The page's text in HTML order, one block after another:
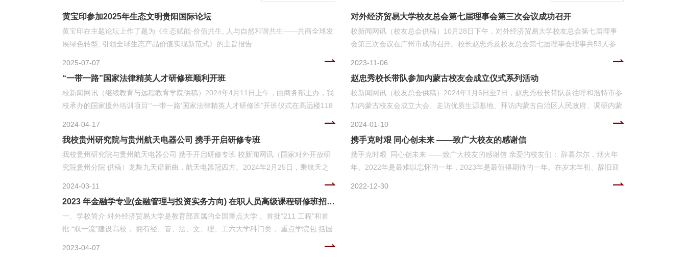
黄宝印参加2025年生态文明贵阳国际论坛
黄宝印在主题论坛上作了题为《生态赋能·价值共生, 人与自然和谐共生——共商全球发
展绿色转型, 引领全球生态产品价值实现新范式》的主旨报告
2025-07-07
“一带一路”国家法律精英人才研修班顺利开班
校新闻网讯（继续教育与远程教育学院供稿）2024年4月11日上午，由商务部主办，我
校承办的国家援外培训项目“‘一带一路’国家法律精英人才研修班”开班仪式在高远楼118
赵忠秀校长在致辞中表示，“一带一路”倡议是开放性、包容性的合作倡议，是共商、共
建、共享的务实合作平台，是促进人文交流的桥梁。“倡议”自提出以来，在国际贸易与
投资、区域经济合作、国际...
2024-04-17
我校贵州研究院与贵州航天电器公司 携手开启研修专班
我校贵州研究院与贵州航天电器公司 携手开启研修专班 校新闻网讯（国家对外开放研
究院贵州分院 供稿）龙舞九天谱新曲，航天电器冠四方。2024年2月25日，乘航天之
贵州航天电器公司党委副书记邹作涛和贵州研究院院长张磊楠等出席了本次活动。 在
开班典礼上，张磊楠院长简要介绍了外经济贸易大学的招生排名、状元数量、专业特
色、业界知名度、企业认可度，...
2024-03-11
2023 年金融学专业(金融管理与投资实务方向) 在职人员高级课程研修班招生简章
一、学校简介 对外经济贸易大学是教育部直属的全国重点大学， 首批“211 工程”和首
批 “双一流”建设高校， 拥有经、管、法、文、理、工六大学科门类， 重点学院包 括国
2023-04-07
对外经济贸易大学校友总会第七届理事会第三次会议成功召开
校新闻网讯（校友总会供稿）10月28日下午，对外经济贸易大学校友总会第七届理事
会第三次会议在广州市成功召开。校长赵忠秀及校友总会第七届理事会理事共53人参
展建言献策。参会人员就各项议题认真审议、共同研讨，并针对如何做好下一阶段的校
友工作进行规划与展望。全体与会代表听取并审议通过《对外经济贸易大学校友总会第
七届理事会夏文斌会长任期工作报告...
2023-11-06
赵忠秀校长带队参加内蒙古校友会成立仪式系列活动
校新闻网讯（校友总会供稿）2024年1月6日至7日，赵忠秀校长带队前往呼和浩特市参
加内蒙古校友会成立大会、走访优质生源基地、拜访内蒙古自治区人民政府、调研内蒙
会成立大会胜利召开，赵忠秀校长参加成立大会并为内蒙古校友会授旗。赵忠秀校长指
出，内蒙古校友会的成立依托于在内蒙校友、内蒙古籍校友的紧密团结，展现了贸大质
量和内蒙激情。希望未来以优...
2024-01-10
携手克时艰 同心创未来 ——致广大校友的感谢信
携手克时艰 同心创未来 ——致广大校友的感谢信 亲爱的校友们： 辞暮尔尔，烟火年
年。2022年是最难以忘怀的一年，2023年是最值得期待的一年。在岁末年初、辞旧迎
2022-12-30